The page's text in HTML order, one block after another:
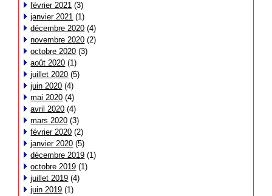
février 2021 (3)
janvier 2021 (1)
décembre 2020 (4)
novembre 2020 (2)
octobre 2020 (3)
août 2020 (1)
juillet 2020 (5)
juin 2020 (4)
mai 2020 (4)
avril 2020 (4)
mars 2020 (3)
février 2020 (2)
janvier 2020 (5)
décembre 2019 (1)
octobre 2019 (1)
juillet 2019 (4)
juin 2019 (1)